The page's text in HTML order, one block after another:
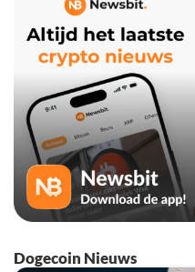
Dogecoin Nieuws